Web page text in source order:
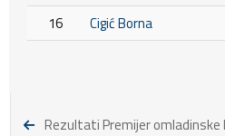
16
Cigić Borna
Rezultati Premijer omladinske